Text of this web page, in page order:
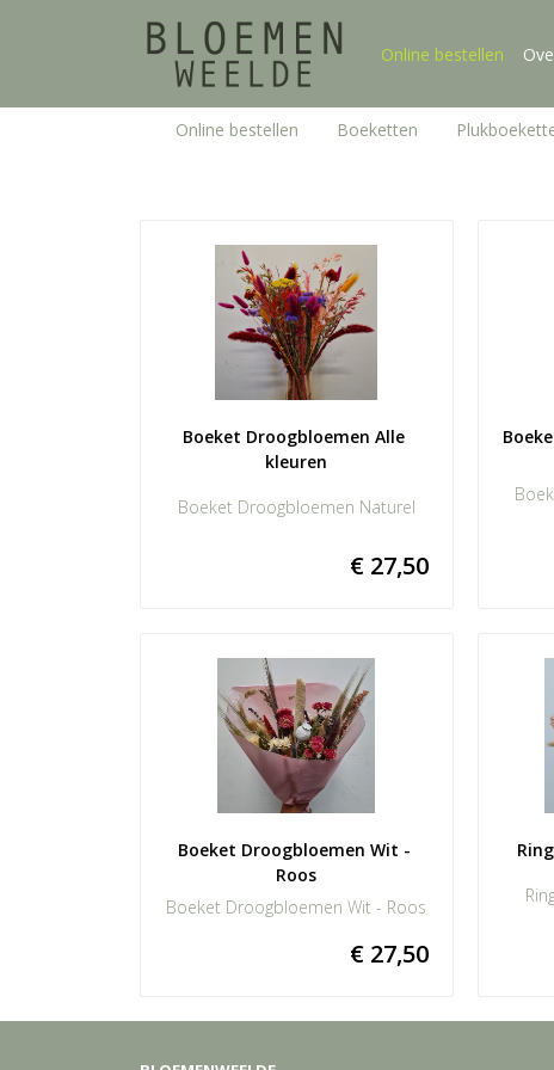
Online bestellen
Online bestellen Boeketten
Boeket Droogbloemen Alle
kleuren
Boeket Droogbloemen Naturel
€ 27,50
Boeket Droogbloemen Wit -
Roos
Boeket Droogbloemen Wit - Roos
€ 27,50